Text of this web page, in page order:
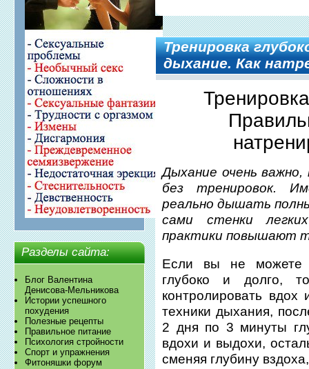
Разделы сайта:
Блог Валентина
Денисова-Мельникова
Истории успешного
похудения
Полезные рецепты
Правильное питание
Психология стройности
Спорт и упражнения
Фитоняшки форум
Тренировка
дыхание. Как
Дыхание очень
без тренировок.
реально дышать
сами стенки
практики повышают
Если вы не можете
глубоко и долго,
контролировать
техники дыхания,
2 дня по 3 минуты
вдохи и выдохи,
сменяя глубину